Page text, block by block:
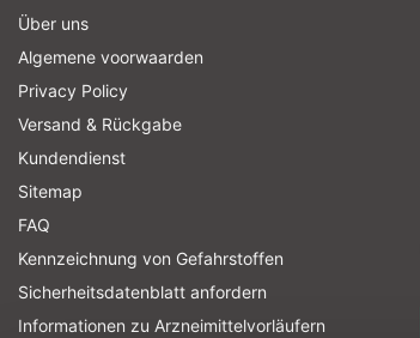
Über uns
Algemene voorwaarden
Privacy Policy
Versand & Rückgabe
Kundendienst
Sitemap
FAQ
Kennzeichnung von Gefahrstoffen
Sicherheitsdatenblatt anfordern
Informationen zu Arzneimittelvorläufern